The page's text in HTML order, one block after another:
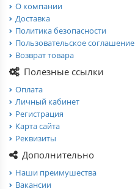
О компании
Доставка
Политика безопасности
Пользовательское соглашение
Возврат товара
Полезные ссылки
Оплата
Личный кабинет
Регистрация
Карта сайта
Реквизиты
Дополнительно
Наши преимушества
Вакансии